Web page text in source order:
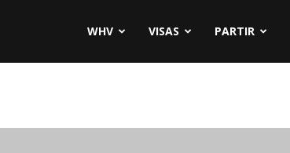
WHV VISAS PARTIR